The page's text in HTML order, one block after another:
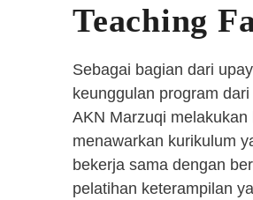
Teaching
Sebagai bagian dari
keunggulan program
AKN Marzuqi
menawarkan kurikulum
bekerja sama dengan
pelatihan keterampilan